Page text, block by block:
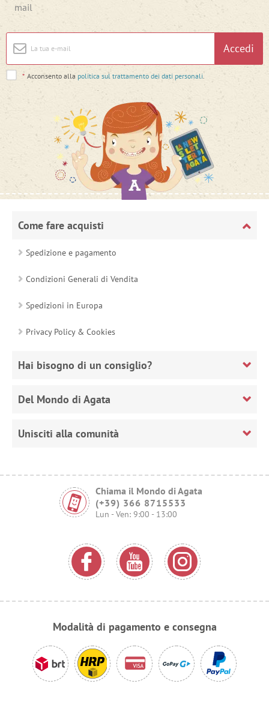
mail
Accedi
* Acconsento alla politica sul trattamento dei dati personali
Come fare acquisti
Spedizione e pagamento
Condizioni Generali di Vendita
Spedizioni in Europa
Privacy Policy & Cookies
Hai bisogno di un consiglio?
Del Mondo di Agata
Unisciti alla comunità
Chiama il Mondo di Agata
(+39) 366 8715533
Lun - Ven: 9:00 - 13:00
Modalità di pagamento e consegna